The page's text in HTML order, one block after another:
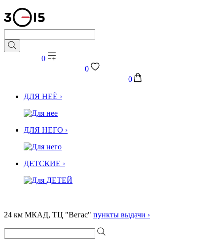
0
0
0
ДЛЯ НЕЁ ›
ДЛЯ НЕГО ›
ДЕТСКИЕ ›
24 км МКАД, ТЦ "Вегас" пункты выдачи ›